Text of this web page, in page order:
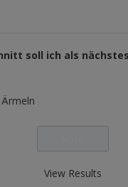
soll ich als
View Results